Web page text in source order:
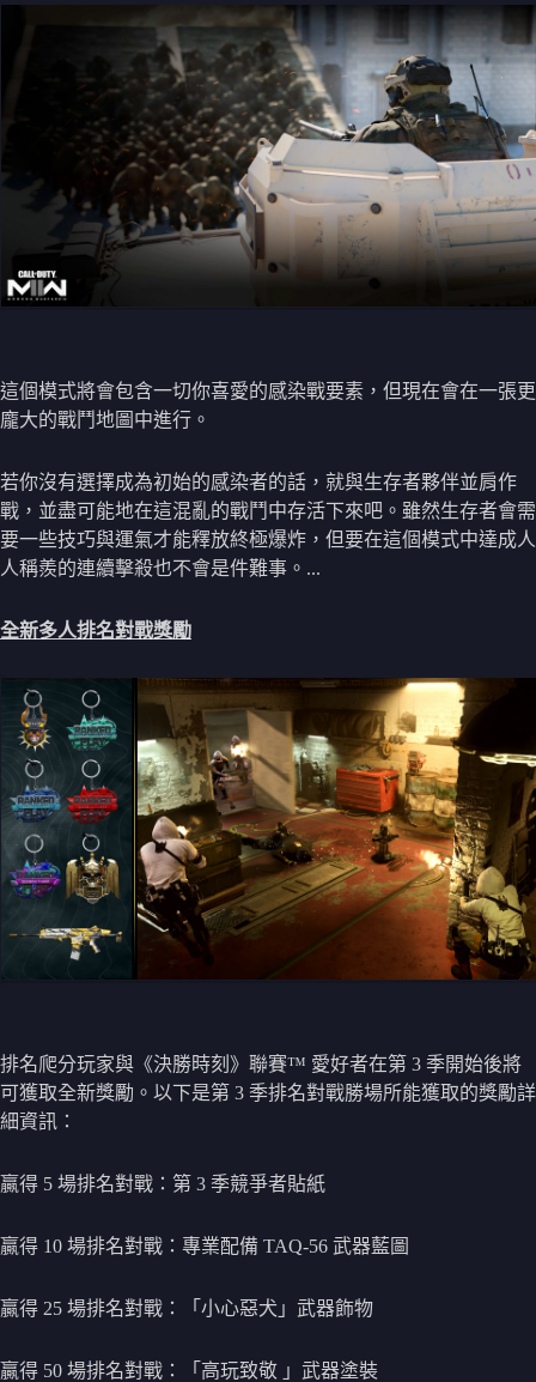
這個模式將會包含一切你喜愛的感染戰要素，但現在會在一張更
龐大的戰鬥地圖中進行。
若你沒有選擇成為初始的感染者的話，就與生存者夥伴並肩作
戰，並盡可能地在這混亂的戰鬥中存活下來吧。雖然生存者會需
要一些技巧與運氣才能釋放終極爆炸，但要在這個模式中達成人
人稱羨的連續擊殺也不會是件難事。...
全新多人排名對戰獎勵
排名爬分玩家與《決勝時刻》聯賽™ 愛好者在第 3 季開始後將
可獲取全新獎勵。以下是第 3 季排名對戰勝場所能獲取的獎勵詳
細資訊：
贏得 5 場排名對戰：第 3 季競爭者貼紙
贏得 10 場排名對戰：專業配備 TAQ-56 武器藍圖
贏得 25 場排名對戰：「小心惡犬」武器飾物
贏得 50 場排名對戰：「高玩致敬 」武器塗裝